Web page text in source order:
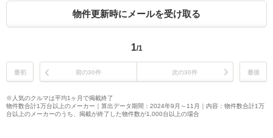
物件更新時にメールを受け取る
1/1
最初 前の30件 次の30件 最後
※人気のクルマは平均1ヶ月で掲載終了
物件数合計1万台以上のメーカー｜算出データ期間：2024年9月～11月｜内容：物件数合計1万
台以上のメーカーのうち、掲載が終了した物件数が1,000台以上の場合